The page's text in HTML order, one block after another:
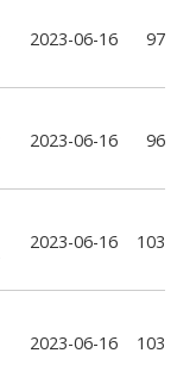
2023-06-16 97
2023-06-16 96
2023-06-16 103
2023-06-16 103